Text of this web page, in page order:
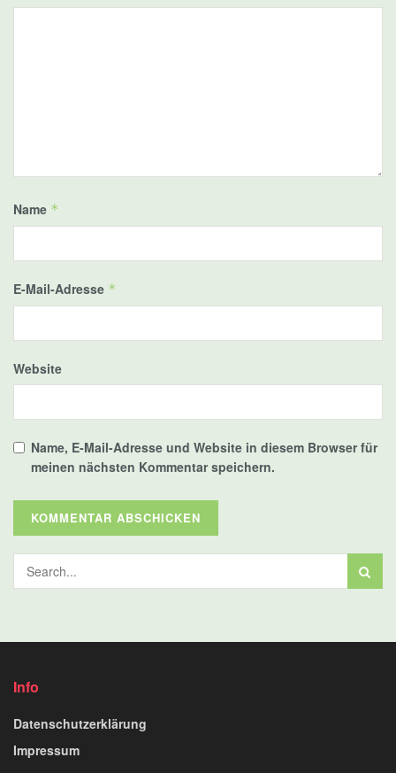
Name *
E-Mail-Adresse *
Website
Name, E-Mail-Adresse und Website in diesem Browser für
meinen nächsten Kommentar speichern.
Info
Datenschutzerklärung
Impressum